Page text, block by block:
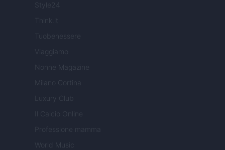
Style24
Think.it
Tuobenessere
Viaggiamo
Nonne Magazine
Milano Cortina
Luxury Club
Il Calcio Online
Professione mamma
World Music